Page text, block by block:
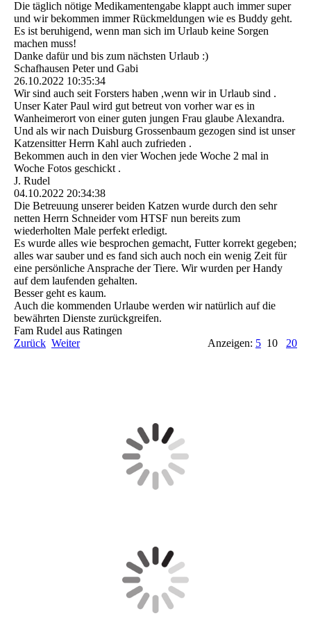
Die täglich nötige Medikamentengabe klappt auch immer super
und wir bekommen immer Rückmeldungen wie es Buddy geht.
Es ist beruhigend, wenn man sich im Urlaub keine Sorgen
machen muss!
Danke dafür und bis zum nächsten Urlaub :)
Schafhausen Peter und Gabi
26.10.2022 10:35:34
Wir sind auch seit Forsters haben ,wenn wir in Urlaub sind .
Unser Kater Paul wird gut betreut von vorher war es in
Wanheimerort von einer guten jungen Frau glaube Alexandra.
Und als wir nach Duisburg Grossenbaum gezogen sind ist unser
Katzensitter Herrn Kahl auch zufrieden .
Bekommen auch in den vier Wochen jede Woche 2 mal in
Woche Fotos geschickt .
J. Rudel
04.10.2022 20:34:38
Die Betreuung unserer beiden Katzen wurde durch den sehr
netten Herrn Schneider vom HTSF nun bereits zum
wiederholten Male perfekt erledigt.
Es wurde alles wie besprochen gemacht, Futter korrekt gegeben;
alles war sauber und es fand sich auch noch ein wenig Zeit für
eine persönliche Ansprache der Tiere. Wir wurden per Handy
auf dem laufenden gehalten.
Besser geht es kaum.
Auch die kommenden Urlaube werden wir natürlich auf die
bewährten Dienste zurückgreifen.
Fam Rudel aus Ratingen
Zurück Weiter Anzeigen: 5 10 20